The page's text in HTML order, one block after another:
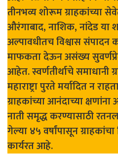
तीनभव्य शोरूम ग्राहकांच्या
औरंगाबाद, नाशिक, नांदेड या
अल्पावधीतच विश्वास
माफकता देऊन असंख्य
आहेत. स्वर्णतीर्थाचे
महाराष्ट्रा पुरते मर्यादित न
ग्राहकांच्या आनंदाच्या
नाती समृद्ध करण्यासाठी
गेल्या ४५ वर्षांपासून
कार्यरत आहे.